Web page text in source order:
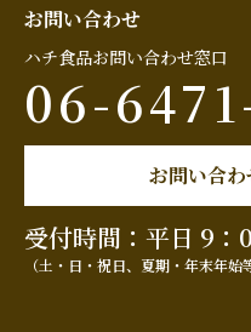
お問い合わせ
ハチ食品お問い合わせ窓口
06-
お問い合
受付時間：平日 9：
（土・日・祝日、夏期・年末年始